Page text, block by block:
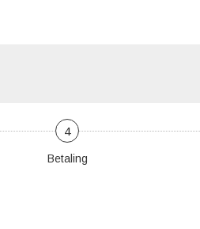
4
Betaling